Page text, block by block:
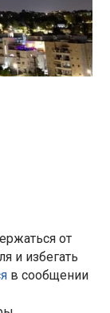
от
и избегать
в сообщении